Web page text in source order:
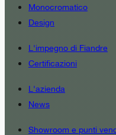
Monocromatico
Design
L'impegno di Fiandre
Certificazioni
L'azienda
News
Showroom e punti